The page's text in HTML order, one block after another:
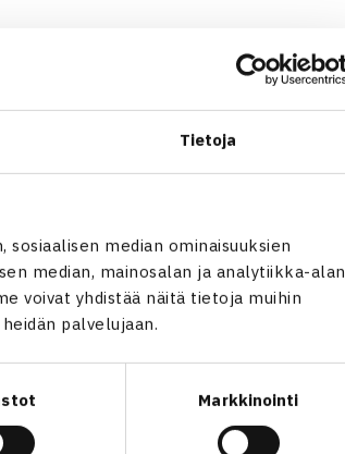
Tietoja
median ominaisuuksien
median, mainosalan ja analytiikka-alan
voivat yhdistää näitä tietoja muihin
palvelujaan.
Markkinointi
– Johan Brunström Ruotsi/Jarkko